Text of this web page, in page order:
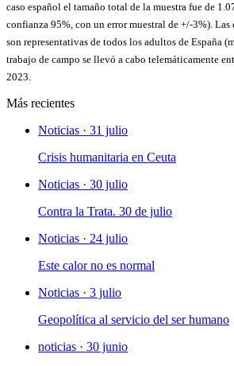
caso español el tamaño total de la muestra fue de
confianza 95%, con un error muestral de +/-3%). Las
son representativas de todos los adultos de España
trabajo de campo se llevó a cabo telemáticamente
2023.
Más recientes
Noticias · 31 julio
Crisis humanitaria en Ceuta
Noticias · 30 julio
Contra la Trata. 30 de julio
Noticias · 24 julio
Este calor no es normal
Noticias · 3 julio
Geopolítica al servicio del ser humano
noticias · 30 junio